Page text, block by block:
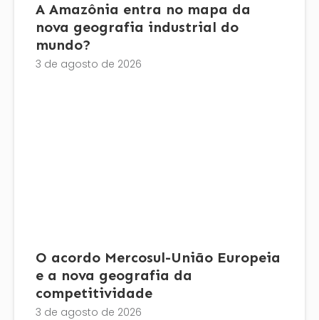
A Amazônia entra no mapa da
nova geografia industrial do
mundo?
3 de agosto de 2026
O acordo Mercosul-União Europeia
e a nova geografia da
competitividade
3 de agosto de 2026